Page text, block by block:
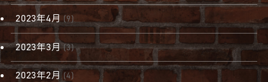
2023年4月(9)
2023年3月(3)
2023年2月(4)